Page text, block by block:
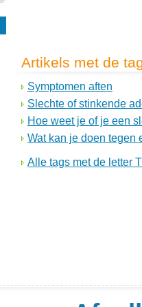
Artikels met de
Symptomen aften
Slechte of stinkende
Hoe weet je of je een
Wat kan je doen tegen
Alle tags met de letter T